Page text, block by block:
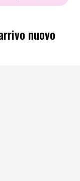
nuovo